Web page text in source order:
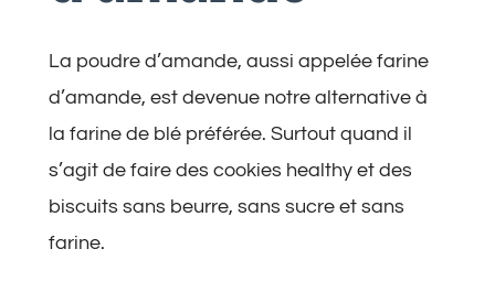
La poudre d’amande, aussi appelée farine
d’amande, est devenue notre alternative à
la farine de blé préférée. Surtout quand il
s’agit de faire des cookies healthy et des
biscuits sans beurre, sans sucre et sans
farine.